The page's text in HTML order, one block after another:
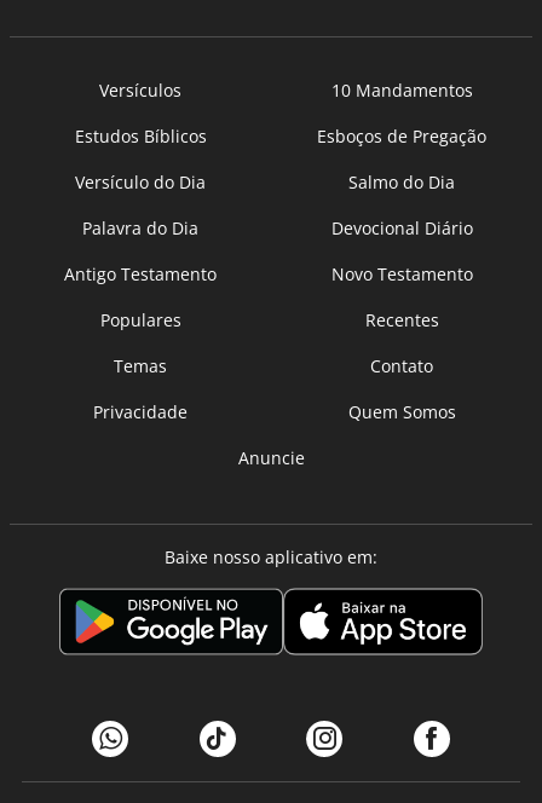
Versículos
10 Mandamentos
Estudos Bíblicos
Esboços de Pregação
Versículo do Dia
Salmo do Dia
Palavra do Dia
Devocional Diário
Antigo Testamento
Novo Testamento
Populares
Recentes
Temas
Contato
Privacidade
Quem Somos
Anuncie
Baixe nosso aplicativo em: